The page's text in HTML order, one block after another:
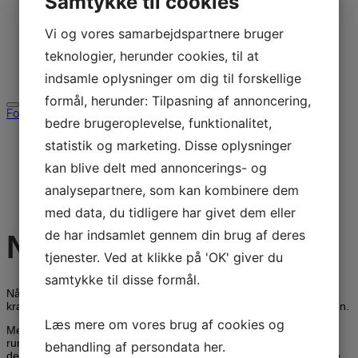
Download
Brugt
Kontakt
Søg efter:
Forside
Nilfisk CR1500
Når der er behov for en maskine, som virkelig kan klare de mest
krævende industrielle rengøringsopgaver, så er CR 1500 løsningen.
Med en komplet stål konstruktion, gummi stødfanger hele vejen
rundt om maskinen, store tanke og en kraftfuld 3-liters motor, er
denne kombinationsmaskine konstrueret til at kunne yde under de
Vi og vores samarbejdspartnere bruger
teknologier, herunder cookies, til at
indsamle oplysninger om dig til forskellige
formål, herunder: Tilpasning af annoncering,
bedre brugeroplevelse, funktionalitet,
statistik og marketing. Disse oplysninger
kan blive delt med annoncerings- og
analysepartnere, som kan kombinere dem
med data, du tidligere har givet dem eller
de har indsamlet gennem din brug af deres
tjenester. Ved at klikke på 'OK' giver du
samtykke til disse formål.
Læs mere om vores brug af cookies og
behandling af persondata her.